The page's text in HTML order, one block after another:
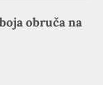
obruča na